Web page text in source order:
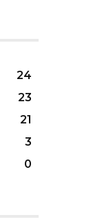
24
23
21
3
0